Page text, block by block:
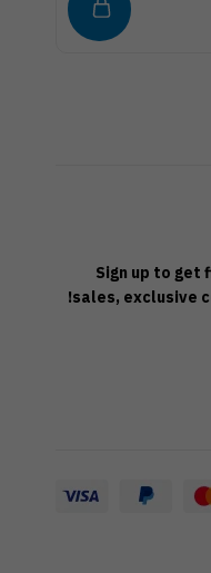
Sign up to get
sales, exclusive